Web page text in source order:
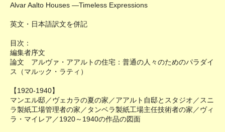
Alvar Aalto Houses ―Timeless Expressions
英文・日本語訳文を併記
目次：
編集者序文
論文 アルヴァ・アアルトの住宅：普通の人々のためのパラダイ
ス（マルック・ラティ）
【1920-1940】
マンエル邸／ヴェカラの夏の家／アアルト自邸とスタジオ／スニ
ラ製紙工場管理者の家／タンベラ製紙工場主任技術者の家／ヴィ
ラ・マイレア／1920～1940の作品の図面